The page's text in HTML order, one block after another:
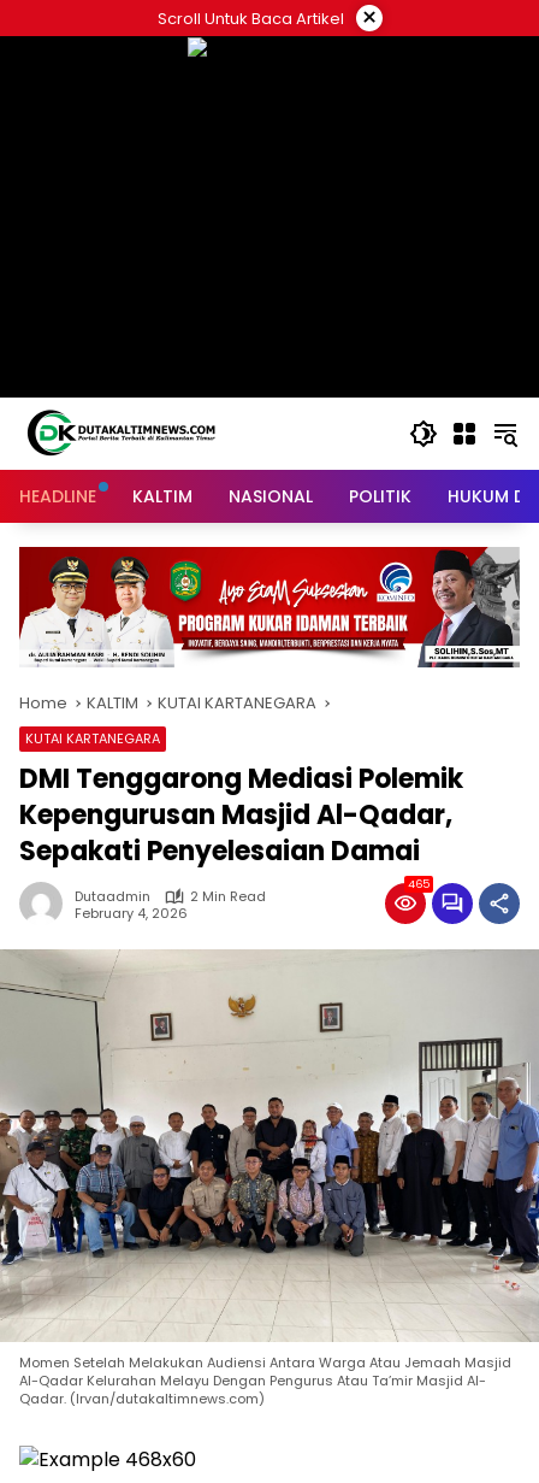
to
Scroll Untuk Baca Artikel ×
HEADLINE KALTIM NASIONAL POLITIK HUKUM
Home KALTIM KUTAI KARTANEGARA
KUTAI KARTANEGARA
DMI Tenggarong Mediasi Polemik
Kepengurusan Masjid Al-Qadar,
Sepakati Penyelesaian Damai
Dutaadmin
2 Min Read
February 4, 2026
465
Momen Setelah Melakukan Audiensi Antara Warga Atau Jemaah Masjid
Al-Qadar Kelurahan Melayu Dengan Pengurus Atau Ta’mir Masjid Al-
Qadar. (Irvan/dutakaltimnews.com)